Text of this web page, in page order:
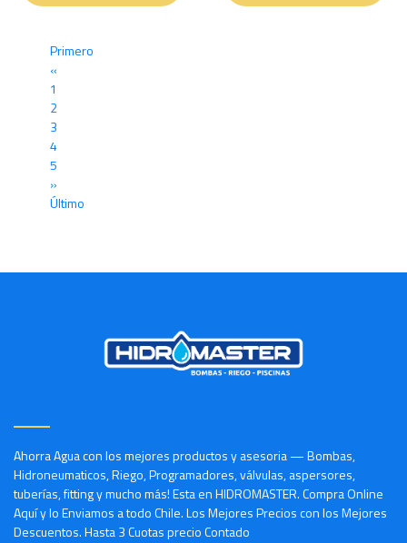
Primero
«
1
2
3
4
5
»
Último
Ahorra Agua con los mejores productos y asesoria — Bombas,
Hidroneumaticos, Riego, Programadores, válvulas, aspersores,
tuberías, fitting y mucho más! Esta en HIDROMASTER. Compra Online
Aquí y lo Enviamos a todo Chile. Los Mejores Precios con los Mejores
Descuentos. Hasta 3 Cuotas precio Contado